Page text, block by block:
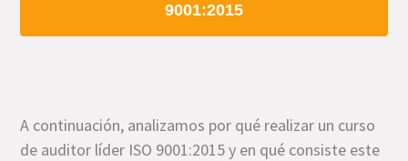
9001:2015
A continuación, analizamos por qué realizar un curso
de auditor líder ISO 9001:2015 y en qué consiste este